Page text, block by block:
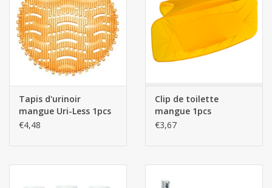
Tapis d'urinoir
mangue Uri-Less 1pcs
€4,48
Clip de toilette
mangue 1pcs
€3,67